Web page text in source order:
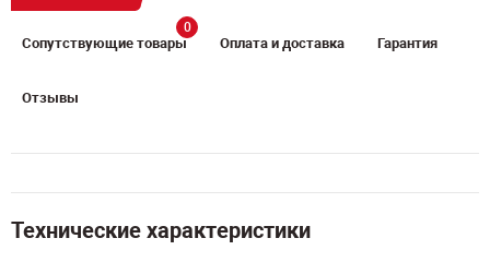
Сопутствующие товары
0
Оплата и доставка Гарантия
Отзывы
Технические характеристики